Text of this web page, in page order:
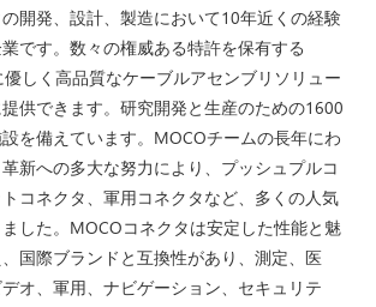
開発、設計、製造において10年近くの経験
です。数々の権威ある特許を保有する
しく高品質なケーブルアセンブリソリュー
供できます。研究開発と生産のための1600
を備えています。MOCOチームの長年にわ
新への多大な努力により、プッシュプルコ
コネクタ、軍用コネクタなど、多くの人気
した。MOCOコネクタは安定した性能と魅
国際ブランドと互換性があり、測定、医
オ、軍用、ナビゲーション、セキュリテ